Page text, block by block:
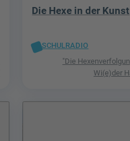
Die Hexe in der Kunst
SCHULRADIO
"Die
Wi(e)der